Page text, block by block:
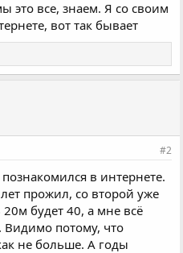
это все, знаем. Я со своим
вот так бывает
#2
в интернете.
прожил, со второй уже
будет 40, а мне всё
Видимо потому, что
не больше. А годы